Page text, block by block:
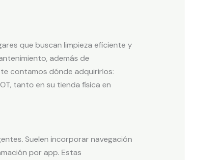
que buscan limpieza eficiente y
además de
contamos dónde adquirirlos:
tanto en su tienda física en
Suelen incorporar navegación
por app. Estas